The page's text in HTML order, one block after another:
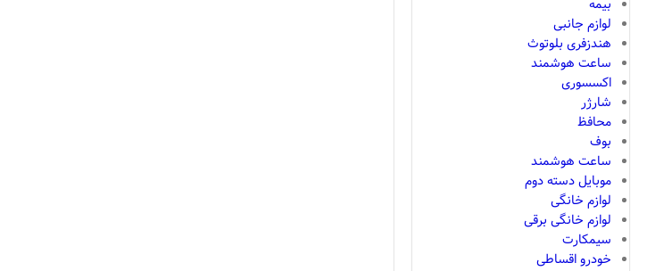
بیمه
لوازم جانبی
هندزفری بلوتوث
ساعت هوشمند
اکسسوری
شارژر
محافظ
بوف
ساعت هوشمند
موبایل دسته دوم
لوازم خانگی
لوازم خانگی برقی
سیمکارت
خودرو اقساطی